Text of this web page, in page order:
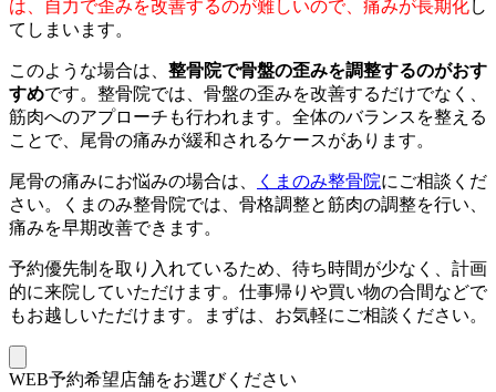
は、自力で歪みを改善するのが難しいので、痛みが長期化し
てしまいます。
このような場合は、 整骨院で骨盤の歪みを調整するのがおす
すめです。整骨院では、骨盤の歪みを改善するだけでなく、
筋肉へのアプローチも行われます。全体のバランスを整える
ことで、尾骨の痛みが緩和されるケースがあります。
尾骨の痛みにお悩みの場合は、 くまのみ整骨院にご相談くだ
さい。くまのみ整骨院では、骨格調整と筋肉の調整を行い、
痛みを早期改善できます。
予約優先制を取り入れているため、待ち時間が少なく、計画
的に来院していただけます。仕事帰りや買い物の合間などで
もお越しいただけます。まずは、お気軽にご相談ください。
WEB予約希望店舗をお選びください